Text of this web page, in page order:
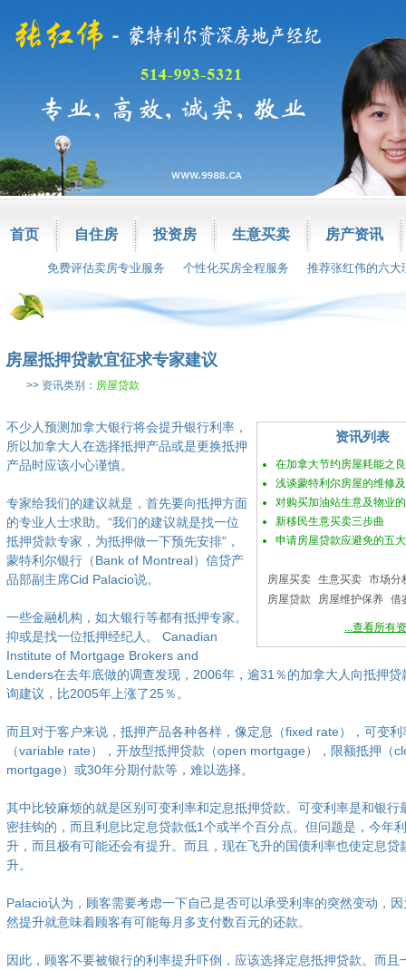
首页 自住房 投资房 生意买卖 房产资讯
免费评估卖房专业服务 个性化买房全程服务 推荐张红伟的六大
房屋抵押贷款宜征求专家建议
>> 资讯类别： 房屋贷款
资讯列表
在加拿大节约房屋耗能之
浅谈蒙特利尔房屋的维修
对购买加油站生意及物业
新移民生意买卖三步曲
申请房屋贷款应避免的五
房屋买卖 生意买卖 市场分
房屋贷款
房屋维护保养 借
...查看所有
不少人预测加拿大银行将会提升银行利率，
所以加拿大人在选择抵押产品或是更换抵押
产品时应该小心谨慎。
专家给我们的建议就是，首先要向抵押方面
的专业人士求助。“我们的建议就是找一位
抵押贷款专家，为抵押做一下预先安排”，
蒙特利尔银行（Bank of Montreal）信贷产
品部副主席Cid Palacio说。
一些金融机构，如大银行等都有抵押专家。
抑或是找一位抵押经纪人。 Canadian
Institute of Mortgage Brokers and
Lenders在去年底做的调查发现，2006年，逾31％的加拿大人向抵押贷
询建议，比2005年上涨了25％。
而且对于客户来说，抵押产品各种各样，像定息（fixed rate），可变利
（variable rate），开放型抵押贷款（open mortgage），限额抵押（
mortgage）或30年分期付款等，难以选择。
其中比较麻烦的就是区别可变利率和定息抵押贷款。可变利率是和银行
密挂钩的，而且利息比定息贷款低1个或半个百分点。但问题是，今年
升，而且极有可能还会有提升。而且，现在飞升的国债利率也使定息贷
升。
Palacio认为，顾客需要考虑一下自己是否可以承受利率的突然变动，
然提升就意味着顾客有可能每月多支付数百元的还款。
因此，顾客不要被银行的利率提升吓倒，应该选择定息抵押贷款。而且